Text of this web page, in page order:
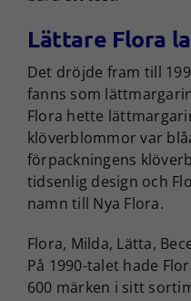
Lättare Flora
Det dröjde fram till
fanns som
Flora hette
klöverblommor var
förpackningens
tidsenlig design och
namn till Nya Flora.
Flora, Milda, Lätta,
På 1990-talet hade
600 märken i sitt